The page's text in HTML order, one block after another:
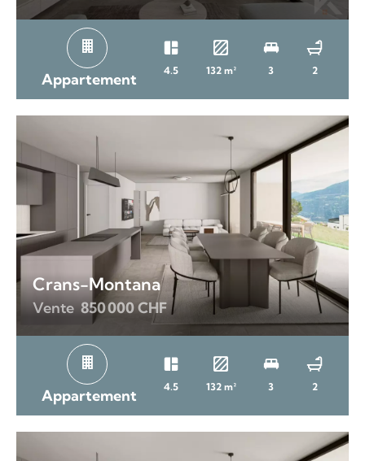
Appartement 4.5 132 m² 3 2
Crans-Montana
Vente 850 000 CHF
Appartement 4.5 132 m² 3 2